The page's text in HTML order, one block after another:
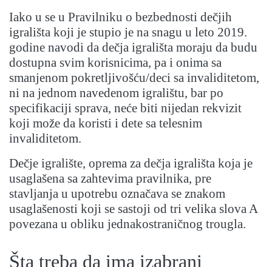
Iako u se u Pravilniku o bezbednosti dečjih
igrališta koji je stupio je na snagu u leto 2019.
godine navodi da dečja igrališta moraju da budu
dostupna svim korisnicima, pa i onima sa
smanjenom pokretljivošću/deci sa invaliditetom,
ni na jednom navedenom igralištu, bar po
specifikaciji sprava, neće biti nijedan rekvizit
koji može da koristi i dete sa telesnim
invaliditetom.
Dečje igralište, oprema za dečja igrališta koja je
usaglašena sa zahtevima pravilnika, pre
stavljanja u upotrebu označava se znakom
usaglašenosti koji se sastoji od tri velika slova A
povezana u obliku jednakostraničnog trougla.
Šta treba da ima izabrani